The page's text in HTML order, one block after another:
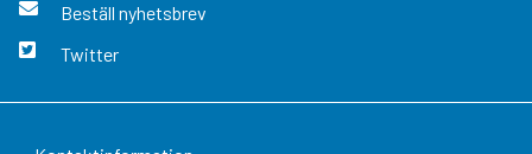
Beställ nyhetsbrev
Twitter